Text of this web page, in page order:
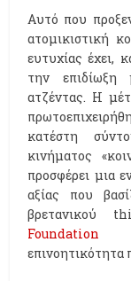
Αυτό που
ατομικιστική
ευτυχίας έχει,
την επιδίωξη
ατζέντας. Η
κατέστη
κινήματος
προσφέρει μια
αξίας που
Foundation
επινοητικότητα